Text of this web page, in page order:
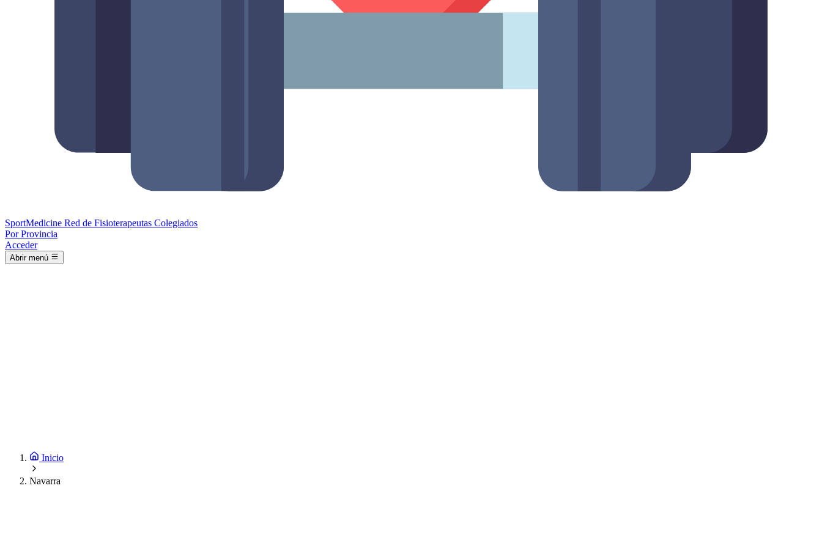
SportMedicine Red de Fisioterapeutas Colegiados
Por Provincia
Acceder
Abrir menú
Inicio
Navarra